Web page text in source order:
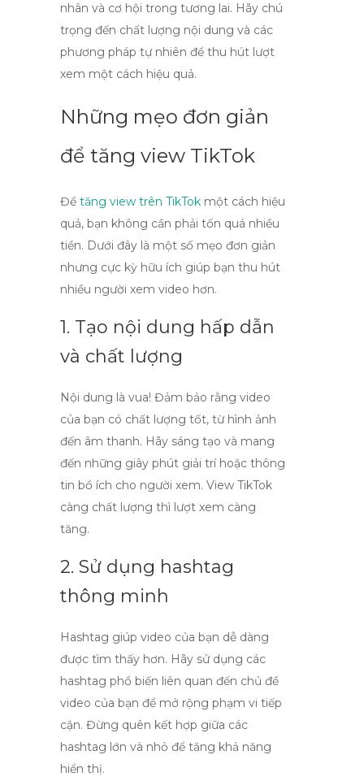
nhân và cơ hội trong tương lai. Hãy chú
trọng đến chất lượng nội dung và các
phương pháp tự nhiên để thu hút lượt
xem một cách hiệu quả.
Những mẹo đơn giản
để tăng view TikTok
Để tăng view trên TikTok một cách hiệu
quả, bạn không cần phải tốn quá nhiều
tiền. Dưới đây là một số mẹo đơn giản
nhưng cực kỳ hữu ích giúp bạn thu hút
nhiều người xem video hơn.
1. Tạo nội dung hấp dẫn
và chất lượng
Nội dung là vua! Đảm bảo rằng video
của bạn có chất lượng tốt, từ hình ảnh
đến âm thanh. Hãy sáng tạo và mang
đến những giây phút giải trí hoặc thông
tin bổ ích cho người xem. View TikTok
càng chất lượng thì lượt xem càng
tăng.
2. Sử dụng hashtag
thông minh
Hashtag giúp video của bạn dễ dàng
được tìm thấy hơn. Hãy sử dụng các
hashtag phổ biến liên quan đến chủ đề
video của bạn để mở rộng phạm vi tiếp
cận. Đừng quên kết hợp giữa các
hashtag lớn và nhỏ để tăng khả năng
hiển thị.